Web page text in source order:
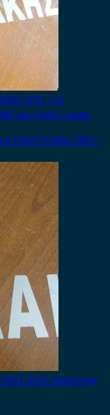
2011 / c2
Opel Combo 2001-
2011 Διακόπτης